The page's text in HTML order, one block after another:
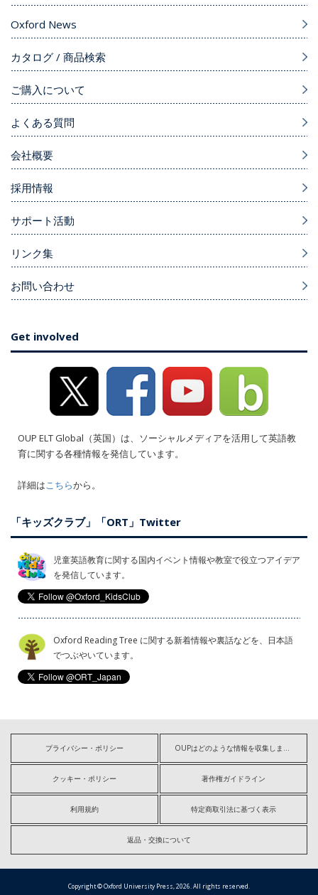
Oxford News
カタログ / 商品検索
ご購入について
よくある質問
会社概要
採用情報
サポート活動
リンク集
お問い合わせ
Get involved
OUP ELT Global（英国）は、ソーシャルメディアを活用して英語教
育に関する各種情報を発信しています。
詳細はこちらから。
「キッズクラブ」「ORT」Twitter
児童英語教育に関する国内イベント情報や教室で役立つアイデア
を発信しています。
Oxford Reading Tree に関する新着情報や裏話などを、日本語
でつぶやいています。
プライバシー・ポリシー OUPはどのような情報を収集しますか?
クッキー・ポリシー 著作権ガイドライン
利用規約 特定商取引法に基づく表示
返品・交換について
Copyright © Oxford University Press, 2026. All rights reserved.